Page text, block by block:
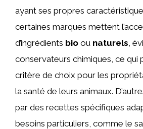
ayant ses propres
certaines marques mettent
d’ingrédients bio ou naturels ,
conservateurs chimiques, ce qui
critère de choix pour les
la santé de leurs animaux.
par des recettes spécifiques
besoins particuliers, comme le